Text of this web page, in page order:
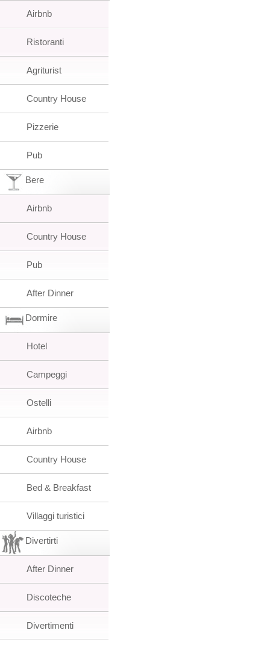
Airbnb
Ristoranti
Agriturist
Country House
Pizzerie
Pub
Bere
Airbnb
Country House
Pub
After Dinner
Dormire
Hotel
Campeggi
Ostelli
Airbnb
Country House
Bed & Breakfast
Villaggi turistici
Divertirti
After Dinner
Discoteche
Divertimenti